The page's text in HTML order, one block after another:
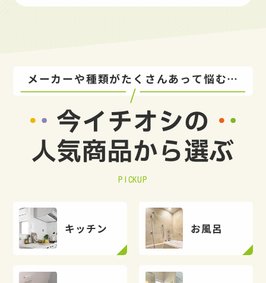
メーカーや種類がたくさんあって悩む…
今イチオシの
人気商品から選ぶ
PICKUP
キッチン お風呂